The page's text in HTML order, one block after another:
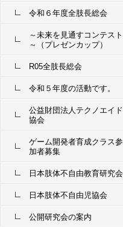
令和６年度全肢長総会
～未来を見通すコンテスト
～（プレゼンカップ）
R05全肢長総会
令和５年度の活動です。
公益財団法人テクノエイド
協会
ゲーム開発者育成クラス参
加者募集
日本肢体不自由教育研究会
日本肢体不自由児協会
公開研究会の案内